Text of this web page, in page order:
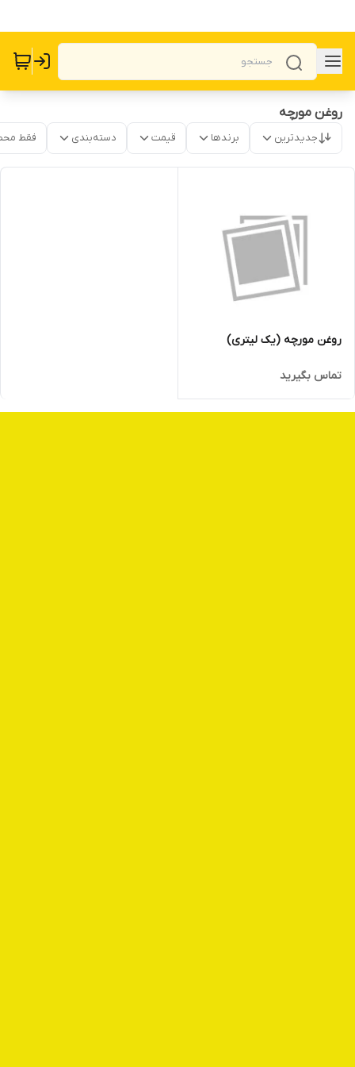
روغن مورچه
جدیدترین برندها قیمت دسته‌بندی فقط
روغن مورچه (یک لیتری)
تماس بگیرید